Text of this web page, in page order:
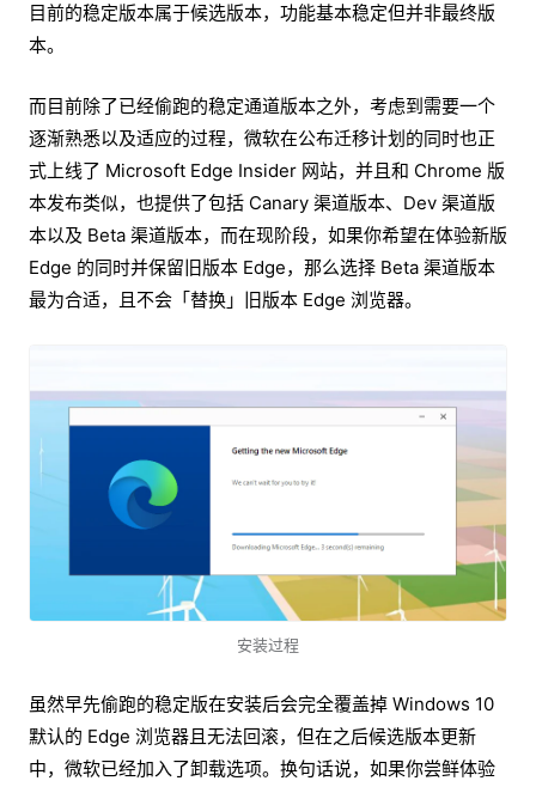
目前的稳定版本属于候选版本，功能基本稳定但并非最终版
本。
而目前除了已经偷跑的稳定通道版本之外，考虑到需要一个
逐渐熟悉以及适应的过程，微软在公布迁移计划的同时也正
式上线了 Microsoft Edge Insider 网站，并且和 Chrome 版
本发布类似，也提供了包括 Canary 渠道版本、Dev 渠道版
本以及 Beta 渠道版本，而在现阶段，如果你希望在体验新版
Edge 的同时并保留旧版本 Edge，那么选择 Beta 渠道版本
最为合适，且不会「替换」旧版本 Edge 浏览器。
安装过程
虽然早先偷跑的稳定版在安装后会完全覆盖掉 Windows 10
默认的 Edge 浏览器且无法回滚，但在之后候选版本更新
中，微软已经加入了卸载选项。换句话说，如果你尝鲜体验